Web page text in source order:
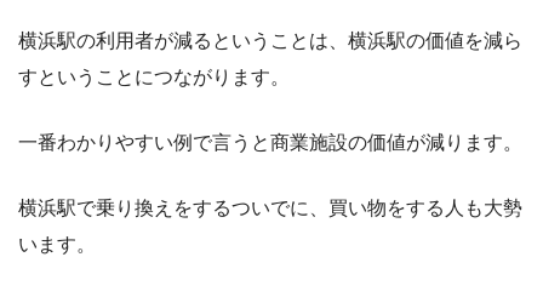
横浜駅の利用者が減るということは、横浜駅の価値を減ら
すということにつながります。
一番わかりやすい例で言うと商業施設の価値が減ります。
横浜駅で乗り換えをするついでに、買い物をする人も大勢
います。